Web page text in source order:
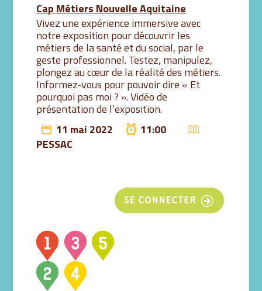
Cap Métiers Nouvelle Aquitaine
Vivez une expérience immersive avec
notre exposition pour découvrir les
métiers de la santé et du social, par le
geste professionnel. Testez, manipulez,
plongez au cœur de la réalité des métiers.
Informez-vous pour pouvoir dire « Et
pourquoi pas moi ? ». Vidéo de
présentation de l’exposition.
11 mai 2022
11:00
PESSAC
SE CONNECTER